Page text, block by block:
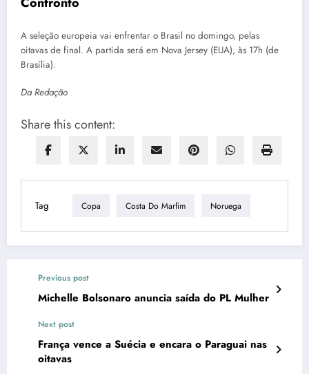
A seleção europeia vai enfrentar o Brasil no domingo, pelas
oitavas de final. A partida será em Nova Jersey (EUA), às 17h (de
Brasília).
Da Redação
Share this content:
Tag Copa Costa Do Marfim Noruega
Previous post
Michelle Bolsonaro anuncia saída do PL Mulher
Next post
França vence a Suécia e encara o Paraguai nas
oitavas